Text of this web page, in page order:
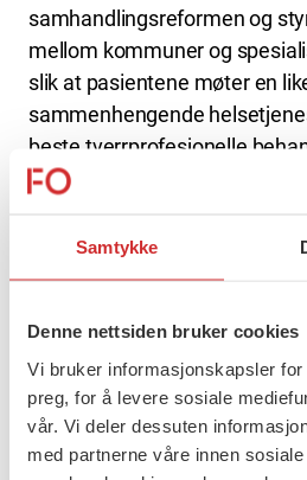
Samtykke
Denne nettsiden bruker cookies
Vi bruker informasjonskapsler
preg, for å levere sosiale
vår. Vi deler dessuten
med partnerne våre innen
samhandlingsreformen og
mellom kommuner og
slik at pasientene møter en
sammenhengende
beste tverrprofesjonelle
både somatisk, psykisk og
Til slutt i talen ble signalisert
modellen regjeringen lander
får dreid arbeidet i denne
helse- og sosialfaglighjelp vil